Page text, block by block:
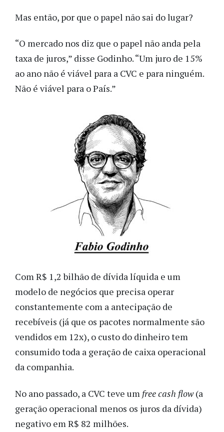
Mas então, por que o papel não sai do lugar?
“O mercado nos diz que o papel não anda pela
taxa de juros,” disse Godinho. “Um juro de 15%
ao ano não é viável para a CVC e para ninguém.
Não é viável para o País.”
Com R$ 1,2 bilhão de dívida líquida e um
modelo de negócios que precisa operar
constantemente com a antecipação de
recebíveis (já que os pacotes normalmente são
vendidos em 12x), o custo do dinheiro tem
consumido toda a geração de caixa operacional
da companhia.
No ano passado, a CVC teve um free cash flow(a
geração operacional menos os juros da dívida)
negativo em R$ 82 milhões.